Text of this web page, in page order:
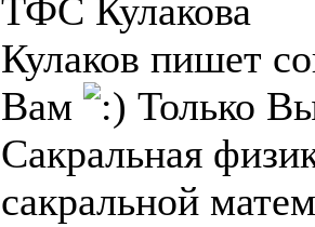
ТФС Кулакова
Кулаков пишет
Вам
Только
Сакральная
сакральной